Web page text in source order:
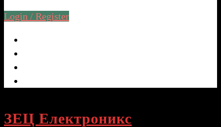
Login / Register
ЗЕЦ Електроникс